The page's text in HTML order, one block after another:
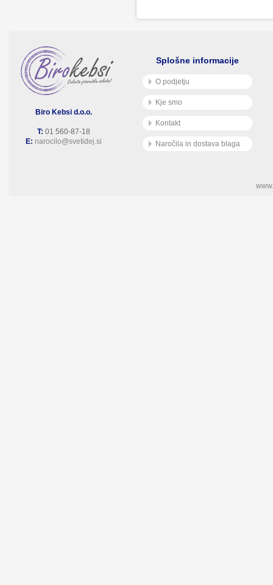
Biro Kebsi d.o.o.
T: 01 560-87-18
E: narocilo@svetidej.si
Splošne informacije
O podjetju
Kje smo
Kontakt
Naročila in dostava blaga